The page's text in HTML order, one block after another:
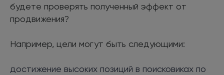
будете проверять полученный эффект от
продвижения?
Например, цели могут быть следующими:
достижение высоких позиций в поисковиках по